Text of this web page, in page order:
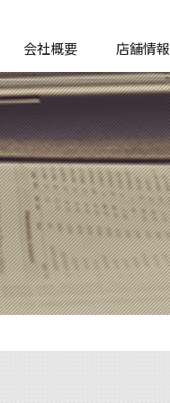
会社概要 店舗情報